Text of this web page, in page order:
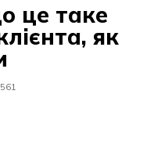
це таке
як